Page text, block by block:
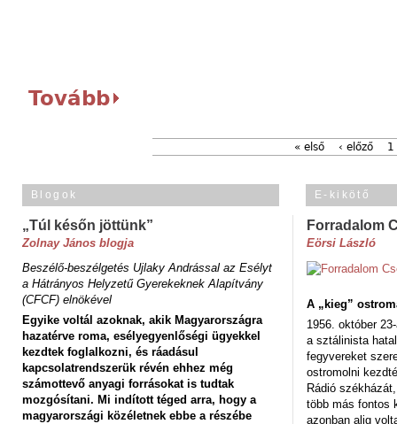
Tovább
« első ‹ előző 1
Blogok
„Túl későn jöttünk”
Zolnay János blogja
Beszélő-beszélgetés Ujlaky Andrással az Esélyt
a Hátrányos Helyzetű Gyerekeknek Alapítvány
(CFCF) elnökével
Egyike voltál azoknak, akik Magyarországra
hazatérve roma, esélyegyenlőségi ügyekkel
kezdtek foglalkozni, és ráadásul
kapcsolatrendszerük révén ehhez még
számottevő anyagi forrásokat is tudtak
mozgósítani. Mi indított téged arra, hogy a
magyarországi közéletnek ebbe a részébe
E-kikötő
Forradalom
Eörsi László
A „kieg”
1956. október
a sztálinista
fegyvereket
ostromolni
Rádió
több más fontos
azonban alig